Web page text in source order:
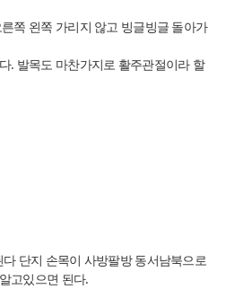
쪽 왼쪽 가리지 않고 빙글빙글 돌아가
. 발목도 마찬가지로 활주관절이라 할
단지 손목이 사방팔방 동서남북으로
고있으면 된다.